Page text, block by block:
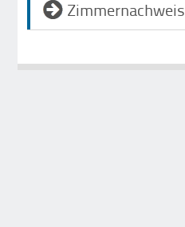
Zimmernachweis